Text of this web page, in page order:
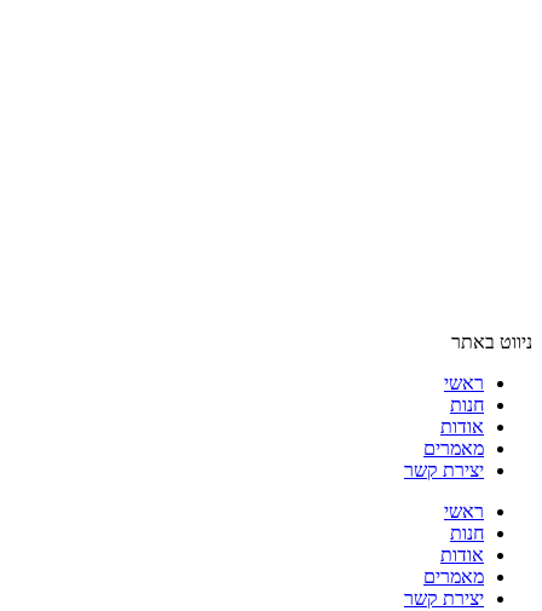
ניווט באתר
ראשי
חנות
אודות
מאמרים
יצירת קשר
ראשי
חנות
אודות
מאמרים
יצירת קשר